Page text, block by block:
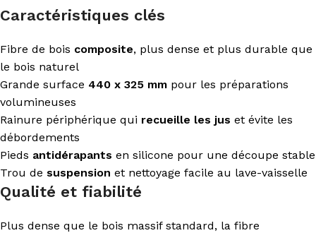
Caractéristiques clés
Fibre de bois composite, plus dense et plus durable que
le bois naturel
Grande surface 440 x 325 mm pour les préparations
volumineuses
Rainure périphérique qui recueille les jus et évite les
débordements
Pieds antidérapants en silicone pour une découpe stable
Trou de suspension et nettoyage facile au lave-vaisselle
Qualité et fiabilité
Plus dense que le bois massif standard, la fibre